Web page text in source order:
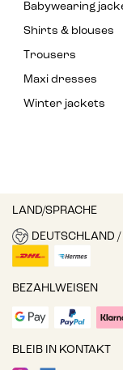
Babywearing
Shirts & blouses
Trousers
Maxi dresses
Winter jackets
LAND/SPRACHE
DEUTSCHLAND /
BEZAHLWEISEN
BLEIB IN KONTAKT